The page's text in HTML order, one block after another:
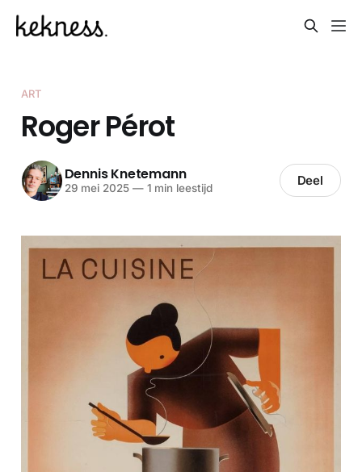
ART
Roger Pérot
Dennis Knetemann
29 mei 2025 —1 min leestijd Deel